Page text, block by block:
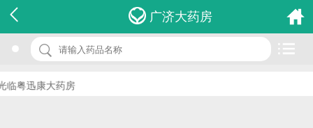
广济大药房
粤迅康大药房
名 称：牙科低速手机ryl-4s
品 牌：(美康)